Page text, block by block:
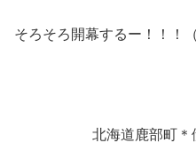
そろそろ開幕するー！！！
北海道鹿部町